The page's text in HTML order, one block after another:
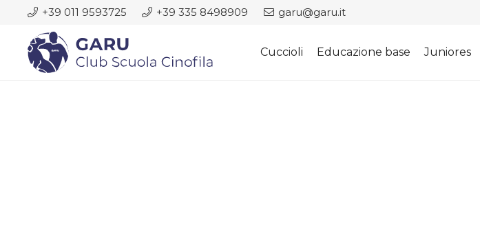
+39 011 9593725 +39 335 8498909 garu@garu.it
Cuccioli Educazione base Juniores